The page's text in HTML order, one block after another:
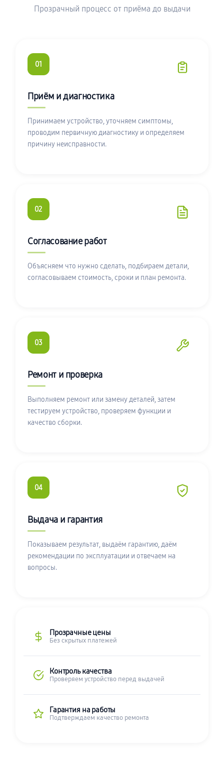
Прозрачный процесс от приёма до выдачи
01
Приём и диагностика
Принимаем устройство, уточняем симптомы,
проводим первичную диагностику и определяем
причину неисправности.
02
Согласование работ
Объясняем что нужно сделать, подбираем детали,
согласовываем стоимость, сроки и план ремонта.
03
Ремонт и проверка
Выполняем ремонт или замену деталей, затем
тестируем устройство, проверяем функции и
качество сборки.
04
Выдача и гарантия
Показываем результат, выдаём гарантию, даём
рекомендации по эксплуатации и отвечаем на
вопросы.
Прозрачные цены
Без скрытых платежей
Контроль качества
Проверяем устройство перед выдачей
Гарантия на работы
Подтверждаем качество ремонта